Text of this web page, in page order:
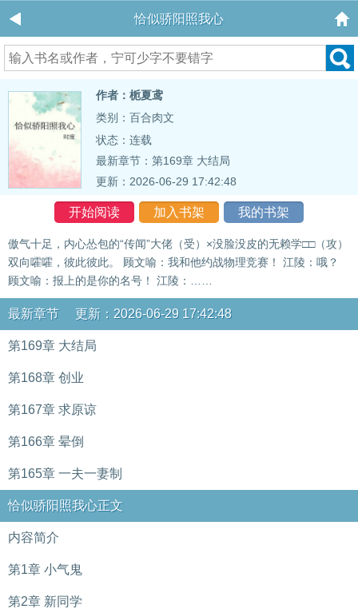
恰似骄阳照我心
作者：栀夏鸢
类别：百合肉文
状态：连载
最新章节： 第169章 大结局
更新：2026-06-29 17:42:48
开始阅读 加入书架 我的书架
傲气十足，内心怂包的“传闻”大佬（受）×没脸没皮的无赖学□□（攻）
双向嚯嚯，彼此彼此。 顾文喻：我和他约战物理竞赛！ 江陵：哦？
顾文喻：报上的是你的名号！ 江陵：……
最新章节 更新：2026-06-29 17:42:48
第169章 大结局
第168章 创业
第167章 求原谅
第166章 晕倒
第165章 一夫一妻制
恰似骄阳照我心正文
内容简介
第1章 小气鬼
第2章 新同学